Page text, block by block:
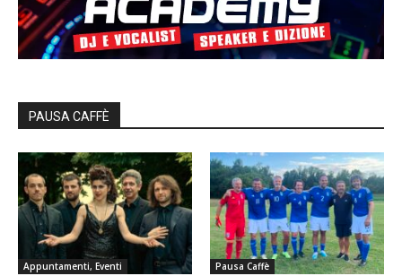
PAUSA CAFFÈ
Appuntamenti, Eventi Pausa Caffè